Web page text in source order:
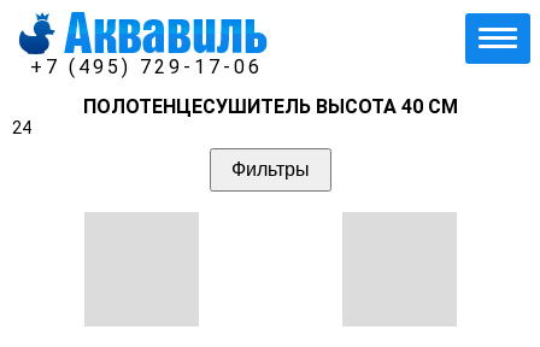
+7 (495) 729-17-06
ПОЛОТЕНЦЕСУШИТЕЛЬ ВЫСОТА 40 СМ
24
Фильтры